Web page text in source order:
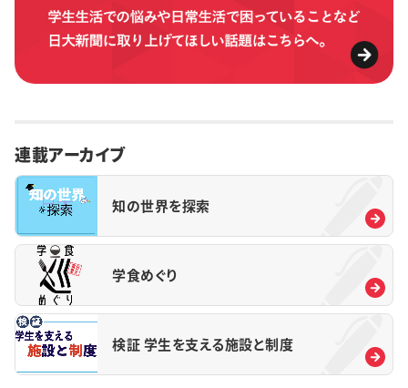
連載アーカイブ
知の世界を探索
学食めぐり
検証 学生を支える施設と制度